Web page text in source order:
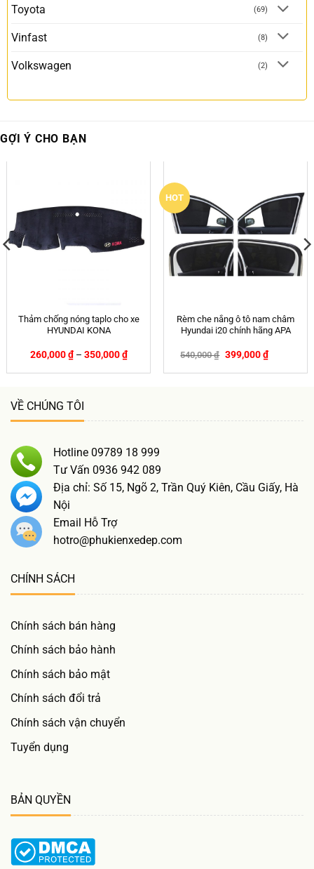
Toyota (69)
Vinfast (8)
Volkswagen (2)
GỢI Ý CHO BẠN
Thảm chống nóng taplo cho xe
HYUNDAI KONA
260,000₫ – 350,000₫
HOT
Rèm che nắng ô tô nam châm
Hyundai i20 chính hãng APA
540,000₫ 399,000₫
VỀ CHÚNG TÔI
Hotline 09789 18 999
Tư Vấn 0936 942 089
Địa chỉ: Số 15, Ngõ 2, Trần Quý Kiên, Cầu Giấy, Hà
Nội
Email Hỗ Trợ
hotro@phukienxedep.com
CHÍNH SÁCH
Chính sách bán hàng
Chính sách bảo hành
Chính sách bảo mật
Chính sách đổi trả
Chính sách vận chuyển
Tuyển dụng
BẢN QUYỀN